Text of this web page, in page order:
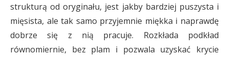
strukturą od oryginału, jest jakby bardziej puszysta i
mięsista, ale tak samo przyjemnie miękka i naprawdę
dobrze się z nią pracuje. Rozkłada podkład
równomiernie, bez plam i pozwala uzyskać krycie